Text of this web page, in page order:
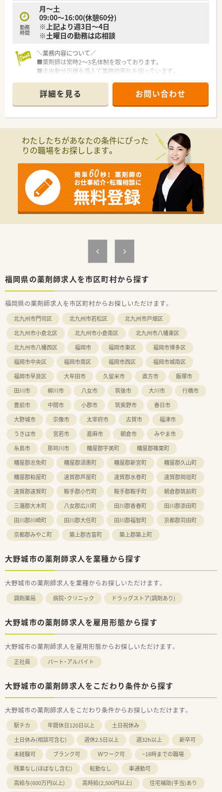
■事務の方もしっかり教育されているため調剤補助など業務負
担を減らす工夫をされております。
勤務
時間
月～土
09:00～16:00(休憩60分)
※上記より週3日～4日
※土曜日の勤務は応相談
＼業務内容について／
■薬剤師は常時2～3名体制を取っております。
■全自動分包機を導入て業務効率化を図っています。
■混注業務、病棟業務は行っておりません。
■薬局内はスペースもしっかりあるので落ち着いて働ける環境
が整っています。
■内科系全般を診ており、よりスキルアップも可能です。
■西鉄白木原駅から徒歩約5分の立地です。通勤にも便利な場所
詳細を見る お問い合わせ
わたしたちがあなたの条件にぴった
りの職場をお探しします。
福岡県の薬剤師求人を市区町村から探す
福岡県の薬剤師求人を市区町村からお探しいただけます。
北九州市門司区 北九州市若松区
北九州市戸畑区
北九州市小倉北区
北九州市小倉南区
北九州市八幡東区
北九州市八幡西区
福岡市 福岡市東区
福岡市博多区
福岡市中央区
福岡市南区 福岡市西区
福岡市城南区
福岡市早良区
大牟田市 久留米市 直方市
飯塚市
田川市
柳川市 八女市 筑後市 大川市
行橋市
豊前市
中間市 小郡市 筑紫野市
春日市
大野城市
宗像市 太宰府市 古賀市
福津市
うきは市
宮若市 嘉麻市 朝倉市
みやま市
糸島市
那珂川市 糟屋郡宇美町
糟屋郡篠栗町
糟屋郡志免町
糟屋郡須惠町 糟屋郡新宮町
糟屋郡久山町
糟屋郡粕屋町
遠賀郡芦屋町 遠賀郡水巻町
遠賀郡岡垣町
遠賀郡遠賀町
鞍手郡小竹町 鞍手郡鞍手町
朝倉郡筑前町
三潴郡大木町
八女郡広川町 田川郡香春町
田川郡添田町
田川郡川崎町
田川郡大任町 田川郡福智町
京都郡苅田町
京都郡みやこ町
築上郡吉富町 築上郡築上町
大野城市の薬剤師求人を業種から探す
大野城市の薬剤師求人を業種からお探しいただけます。
調剤薬局 病院・クリニック ドラッグストア(調剤あり)
大野城市の薬剤師求人を雇用形態から探す
大野城市の薬剤師求人を雇用形態からお探しいただけます。
正社員 パート・アルバイト
大野城市の薬剤師求人をこだわり条件から探す
大野城市の薬剤師求人をこだわり条件からお探しいただけます。
駅チカ 年間休日120日以上
土日祝休み
土日休み(相談可含む)
週休2.5日以上 週32h以上
新卒可
未経験可
ブランク可 Ｗワーク可
~18時までの職場
残業なし(ほぼなし含む)
転勤なし
車通勤可
高給与(600万円以上)
高時給(2,500円以上)
住宅補助(手当)あり